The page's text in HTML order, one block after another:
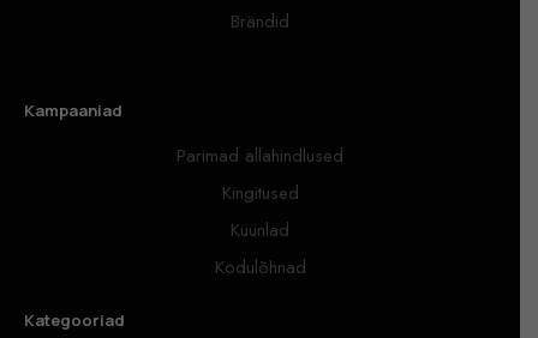
Brändid
Kampaaniad
Parimad allahindlused
Kingitused
Küünlad
Kodulõhnad
Kategooriad